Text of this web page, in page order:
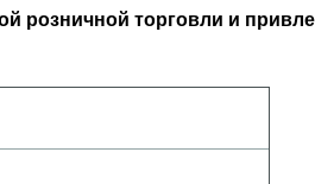
розничной торговли и